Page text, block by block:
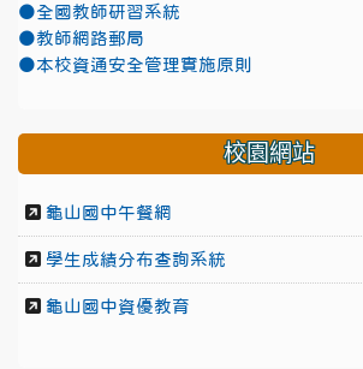
●全國教師研習系統
●教師網路郵局
●本校資通安全管理實施原則
校園網站
龜山國中午餐網
學生成績分布查詢系統
龜山國中資優教育